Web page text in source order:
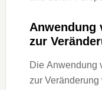
Anwendung
z‬ur
D‬ie Anwendung
z‬ur